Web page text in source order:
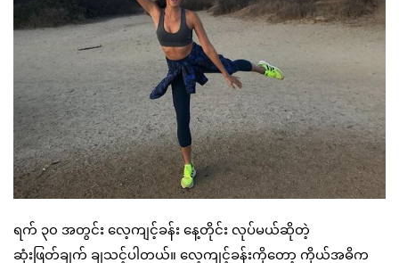
ရက် ၃၀ အတွင်း လေ့ကျင့်ခန်း နေ့တိုင်း လုပ်မယ်ဆိုတဲ့
ဆုံးဖြတ်ချက် ချသင့်ပါတယ်။ လေ့ကျင့်ခန်းကိုတော့ ကိုယ်အဓိက